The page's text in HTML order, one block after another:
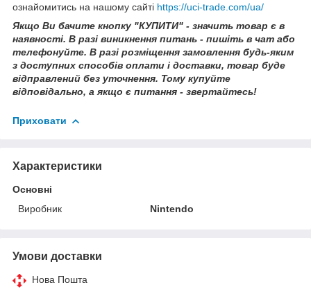
ознайомитись на нашому сайті https://uci-trade.com/ua/
Якщо Ви бачите кнопку "КУПИТИ" - значить товар є в
наявності. В разі виникнення питань - пишіть в чат або
телефонуйте. В разі розміщення замовлення будь-яким
з доступних способів оплати і доставки, товар буде
відправлений без уточнення. Тому купуйте
відповідально, а якщо є питання - звертайтесь!
Приховати
Характеристики
Основні
Виробник
Nintendo
Умови доставки
Нова Пошта